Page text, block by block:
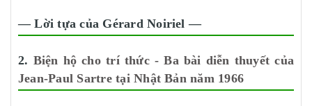
— Lời tựa của Gérard Noiriel —
2. Biện hộ cho trí thức - Ba bài diễn thuyết của
Jean-Paul Sartre tại Nhật Bản năm 1966